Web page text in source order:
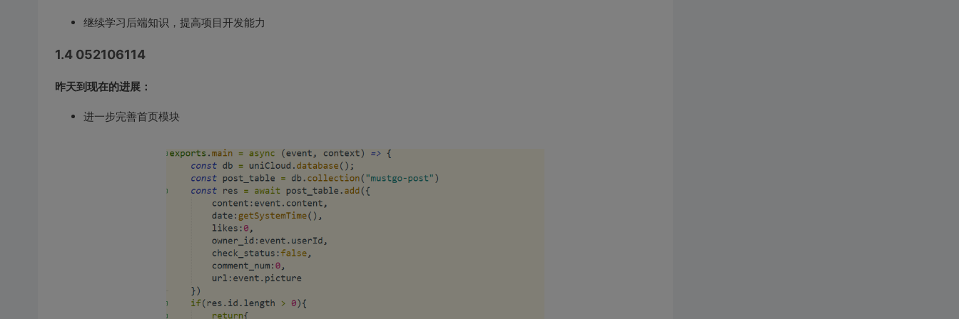
继续学习后端知识，提高项目开发能力
1.4 052106114
昨天到现在的进展：
进一步完善首页模块